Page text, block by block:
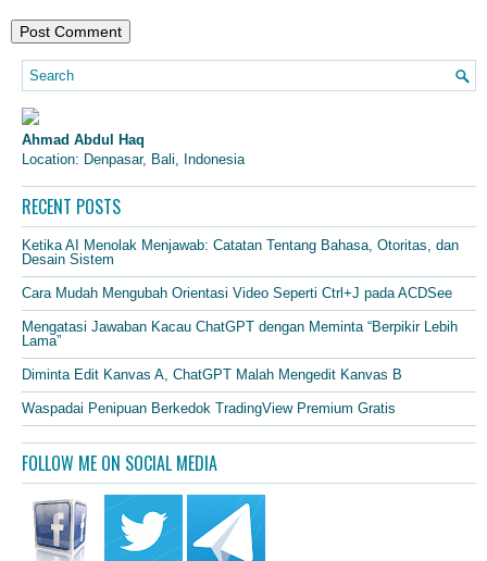
Ahmad Abdul Haq
Location: Denpasar, Bali, Indonesia
RECENT POSTS
Ketika AI Menolak Menjawab: Catatan Tentang Bahasa, Otoritas, dan
Desain Sistem
Cara Mudah Mengubah Orientasi Video Seperti Ctrl+J pada ACDSee
Mengatasi Jawaban Kacau ChatGPT dengan Meminta “Berpikir Lebih
Lama”
Diminta Edit Kanvas A, ChatGPT Malah Mengedit Kanvas B
Waspadai Penipuan Berkedok TradingView Premium Gratis
FOLLOW ME ON SOCIAL MEDIA